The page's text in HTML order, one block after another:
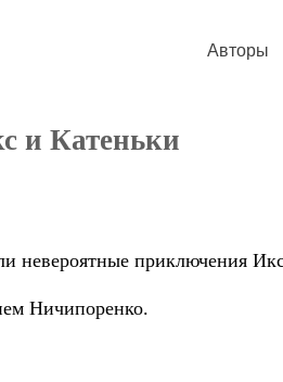
Авторы
и Катеньки
невероятные приключения
Ничипоренко.